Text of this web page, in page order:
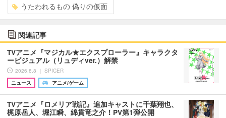
うたわれるもの 偽りの仮面
関連記事
TVアニメ『マジカル★エクスプローラー』キャラクタ
ービジュアル（リュディver.）解禁
2026.8.8 ｜ SPICER
ニュース
アニメ/ゲーム
TVアニメ『ロメリア戦記』追加キャストに千葉翔也、
梶原岳人、堀江瞬、綿貫竜之介！PV第1弾公開